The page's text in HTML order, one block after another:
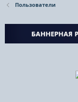
Пользователи